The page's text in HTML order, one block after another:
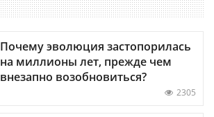
Почему эволюция застопорилась
на миллионы лет, прежде чем
внезапно возобновиться?
2305